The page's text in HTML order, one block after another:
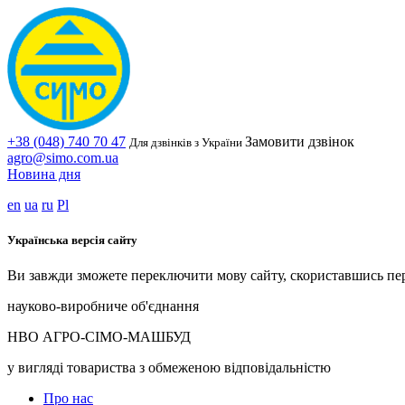
+38 (048) 740 70 47 Для дзвінків з України Замовити дзвінок
agro@simo.com.ua
Новина дня
en ua ru Pl
Українська версія сайту
Ви завжди зможете переключити мову сайту, скориставшись
науково-виробниче об'єднання
НВО АГРО-СІМО-МАШБУД
у вигляді товариства з обмеженою відповідальністю
Про нас